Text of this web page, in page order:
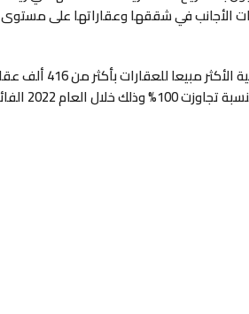
الأجانب في شققها وعقاراتها على مستوى
علاوة على ما تقدم، تحتل إسطنبول المرتبة الأولى بين الولايات التركية الأكثر مبيعا
إضافة إلى نسبة الزيادة السنوية في القيمة الاستثمارية